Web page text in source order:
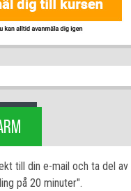
till din e-mail och ta del
på 20 minuter".